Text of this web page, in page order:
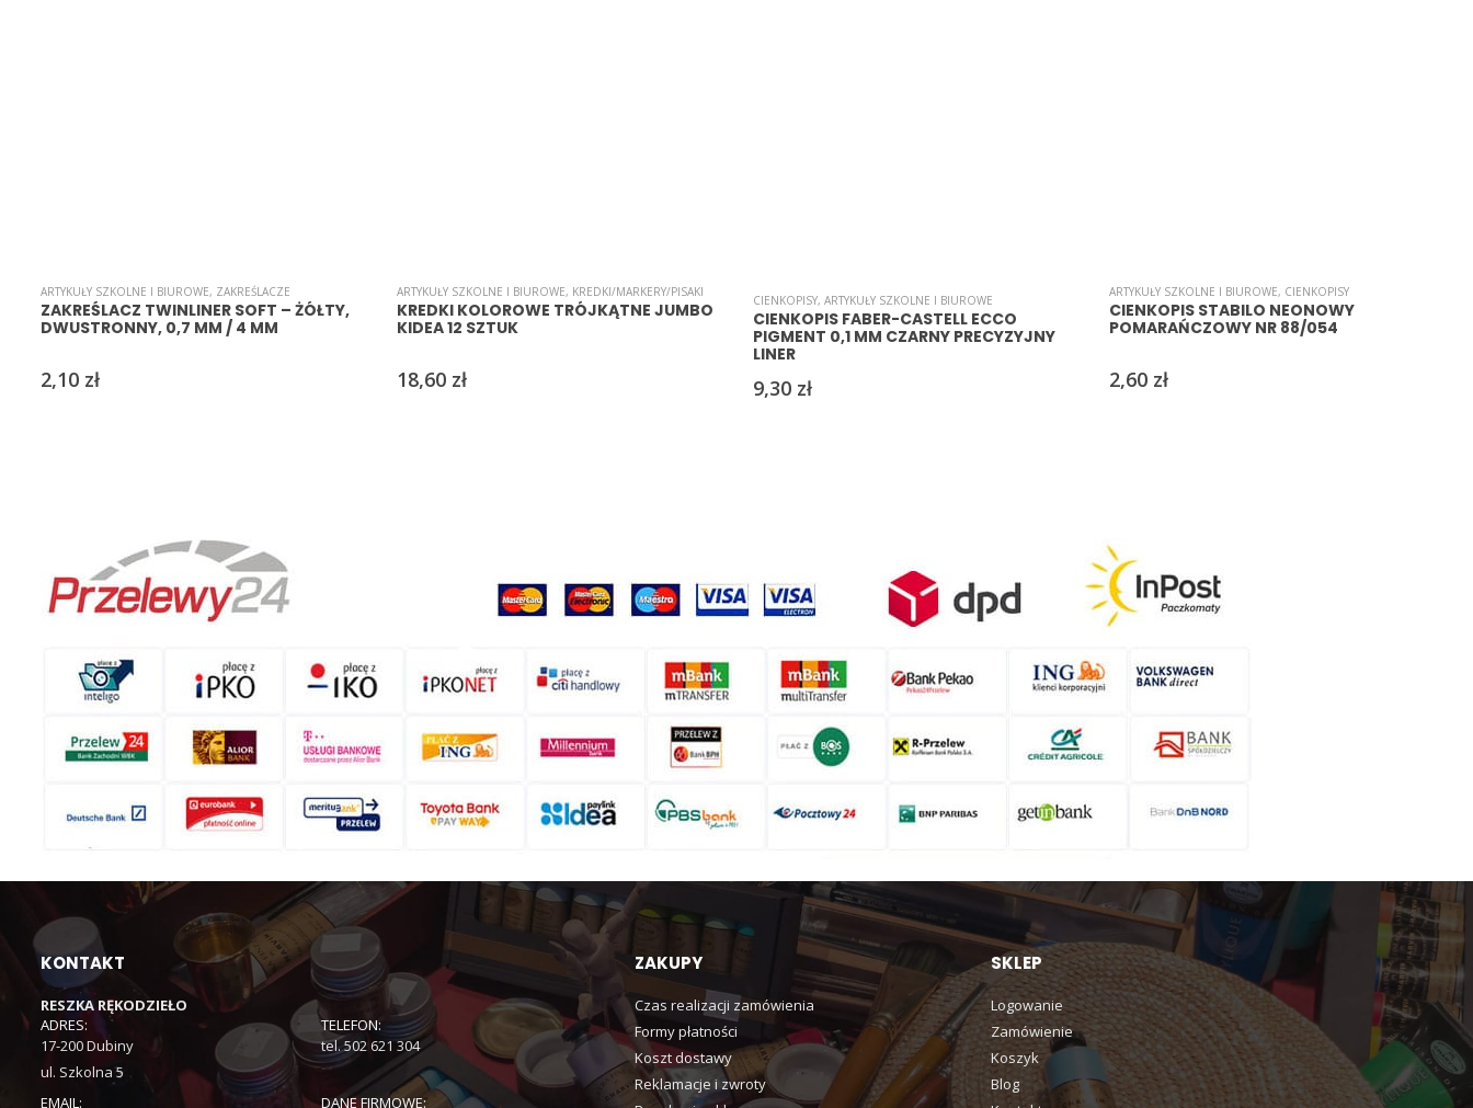
ARTYKUŁY SZKOLNE I BIUROWE, ZAKREŚLACZE
ZAKREŚLACZ TWINLINER SOFT – ŻÓŁTY,
DWUSTRONNY, 0,7 MM / 4 MM
2,10 zł
ARTYKUŁY SZKOLNE I BIUROWE, KREDKI/MARKERY/PISAKI
KREDKI KOLOROWE TRÓJKĄTNE JUMBO
KIDEA 12 SZTUK
18,60 zł
CIENKOPISY, ARTYKUŁY SZKOLNE I BIUROWE
CIENKOPIS FABER-CASTELL ECCO
PIGMENT 0,1 MM CZARNY PRECYZYJNY
LINER
9,30 zł
ARTYKUŁY SZKOLNE I BIUROWE, CIENKOPISY
CIENKOPIS STABILO NEONOWY
POMARAŃCZOWY NR 88/054
2,60 zł
KONTAKT
RESZKA RĘKODZIEŁO
ADRES:
17-200 Dubiny
ul. Szkolna 5
TELEFON:
tel. 502 621 304
EMAIL: DANE FIRMOWE:
ZAKUPY
Czas realizacji zamówienia
Formy płatności
Koszt dostawy
Reklamacje i zwroty
SKLEP
Logowanie
Zamówienie
Koszyk
Blog